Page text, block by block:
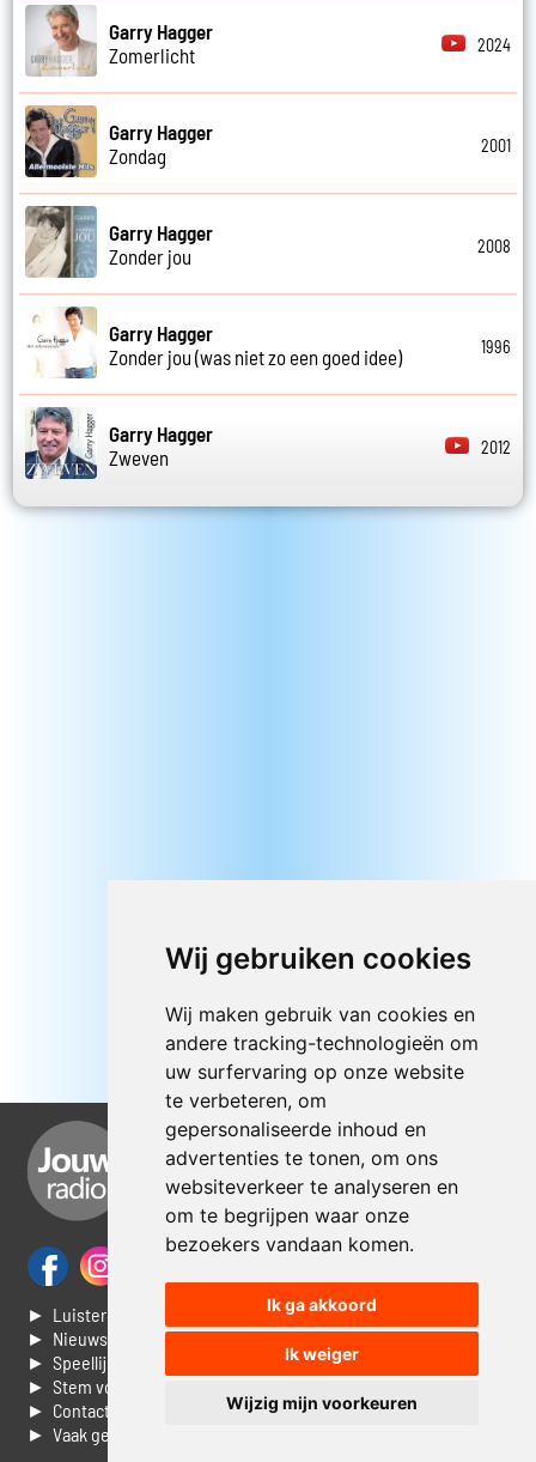
Wij gebruiken cookies
Wij maken gebruik van cookies en
andere tracking-technologieën om
uw surfervaring op onze website
te verbeteren, om
gepersonaliseerde inhoud en
advertenties te tonen, om ons
websiteverkeer te analyseren en
om te begrijpen waar onze
bezoekers vandaan komen.
Ik ga akkoord
Ik weiger
Wijzig mijn voorkeuren
Garry Hagger
Zomerlicht
2024
Garry Hagger
Zondag
2001
Garry Hagger
Zonder jou
2008
Garry Hagger
Zonder jou (was niet zo een goed idee)
1996
Garry Hagger
Zweven
2012
► Luisteren naar Jouwradio
► Nieuws
► Speellijst
► Stem voor de Dag top 3
► Contacteer ons
► Vaak gestelde vragen